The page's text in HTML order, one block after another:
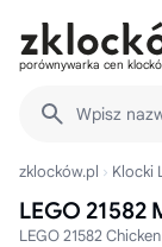
porównywarka cen
Wpisz
zklocków.pl Klocki
LEGO
LEGO 21582